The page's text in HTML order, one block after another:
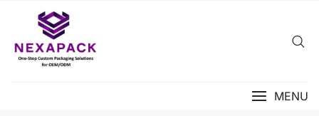
content
MENU